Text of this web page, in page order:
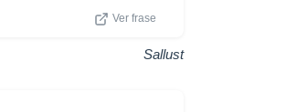
Ver frase
Sallust